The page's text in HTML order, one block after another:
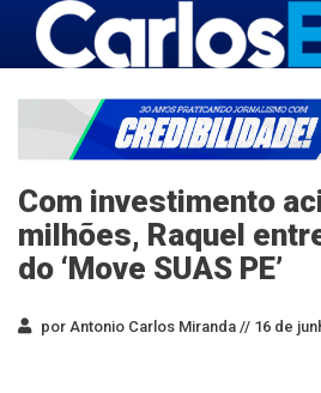
Com investimento
milhões, Raquel
do ‘Move SUAS PE’
por Antonio Carlos Miranda // 16 de